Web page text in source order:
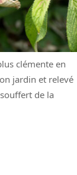
clémente en
jardin et relevé
de la